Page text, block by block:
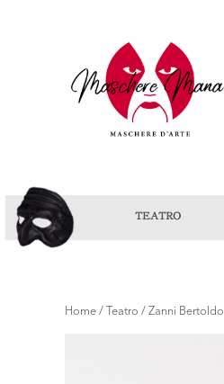
Home / Teatro / Zanni Bertoldo